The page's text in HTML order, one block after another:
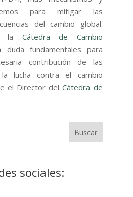
para mitigar las
del cambio global.
la Cátedra de Cambio
duda fundamentales para
contribución de las
lucha contra el cambio
el Director delCátedra de
sociales: